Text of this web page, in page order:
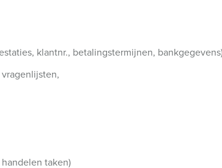
klantnr., betalingstermijnen,
taken)